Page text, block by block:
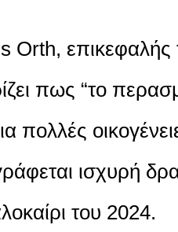
Orth,
πως “το
πολλές
ισχυρή
του 2024.